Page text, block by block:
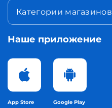
Категории магазинов
Наше приложение
App Store Google Play